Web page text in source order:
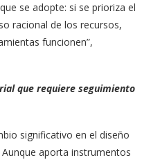
se adopte: si se prioriza el
racional de los recursos,
funcionen”,
que requiere seguimiento
significativo en el diseño
aporta instrumentos